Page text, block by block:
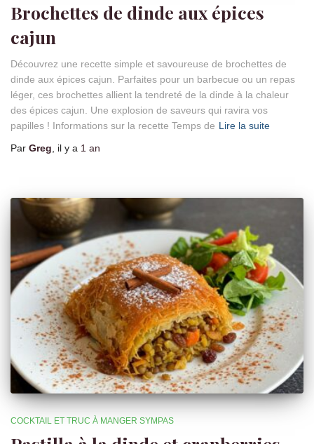
Brochettes de dinde aux épices
cajun
Découvrez une recette simple et savoureuse de brochettes de
dinde aux épices cajun. Parfaites pour un barbecue ou un repas
léger, ces brochettes allient la tendreté de la dinde à la chaleur
des épices cajun. Une explosion de saveurs qui ravira vos
papilles ! Informations sur la recette Temps de Lire la suite
Par Greg , il y a 1 an
COCKTAIL ET TRUC À MANGER SYMPAS